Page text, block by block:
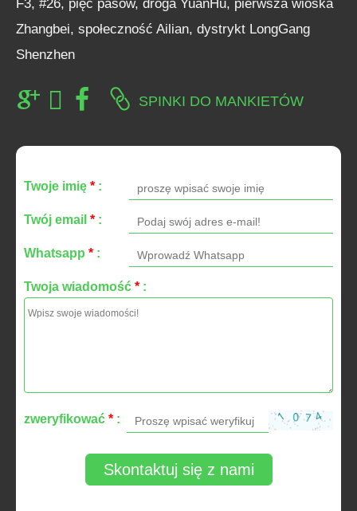
F3, #26, pięć pasów, droga YuanHu, pierwsza wioska
Zhangbei, społeczność Ailian, dystrykt LongGang
Shenzhen
SPINKI DO MANKIETÓW
Twoje imię * :
Twój email * :
Whatsapp * :
Twoja wiadomość * :
zweryfikować * :
Skontaktuj się z nami